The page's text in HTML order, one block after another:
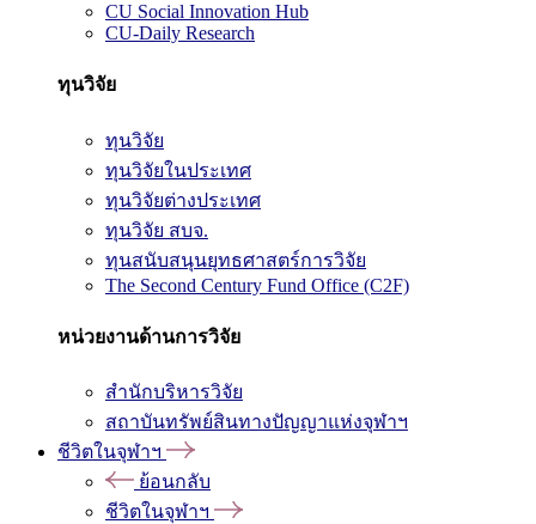
CU Social Innovation Hub
CU-Daily Research
ทุนวิจัย
ทุนวิจัย
ทุนวิจัยในประเทศ
ทุนวิจัยต่างประเทศ
ทุนวิจัย สบจ.
ทุนสนับสนุนยุทธศาสตร์การวิจัย
The Second Century Fund Office (C2F)
หน่วยงานด้านการวิจัย
สำนักบริหารวิจัย
สถาบันทรัพย์สินทางปัญญาแห่งจุฬาฯ
ชีวิตในจุฬาฯ
ย้อนกลับ
ชีวิตในจุฬาฯ